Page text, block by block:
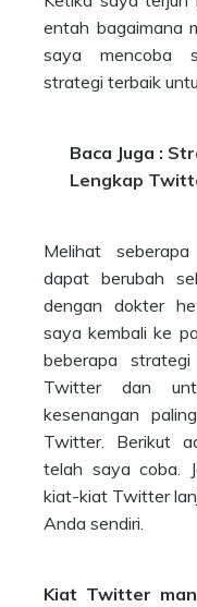
entah bagaimana
saya mencoba
strategi terbaik
Baca Juga :
Lengkap
Melihat
dapat berubah
dengan dokter
saya kembali ke
beberapa
Twitter dan
kesenangan
Twitter. Berikut
telah saya coba.
kiat-kiat Twitter
Anda sendiri.
Kiat Twitter